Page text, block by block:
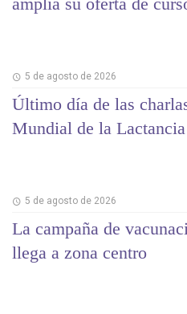
5 de agosto de 2026
Último día de las
Mundial de la
5 de agosto de 2026
La campaña de
llega a zona centro